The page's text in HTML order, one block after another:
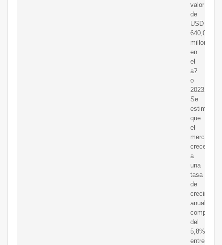
valor
de
USD
640,09
millones
en
el
a?
o
2023.
Se
estima
que
el
mercado
crecerá
a
una
tasa
de
anual
compuesta
del
5,8%
entre